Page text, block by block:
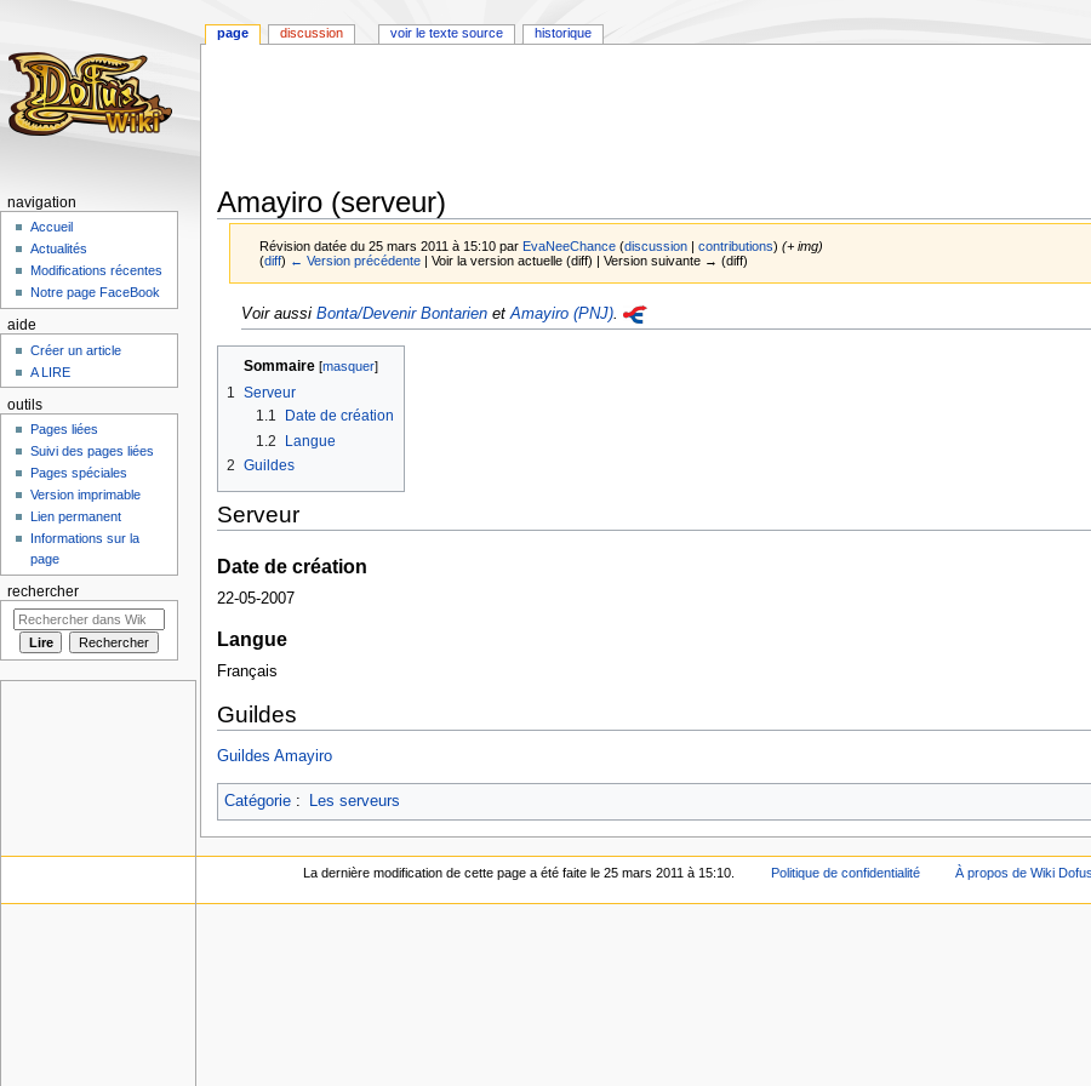
Amayiro (serveur)
Révision datée du 25 mars 2011 à 15:10 parEvaNeeChance (discussion |contributions) (+ img)
(diff) ← Version précédente | Voir la version actuelle (diff) | Version suivante → (diff)
Aller
AllerVoir aussiBonta/Devenir Bontarien etAmayiro (PNJ)
Sommaire
1 Serveur
1.1
Date de création
1.2
Langue
2 Guildes
Serveur
Date de création
22-05-2007
Langue
Français
Guildes
Guildes Amayiro
Catégorie: Les serveurs
page discussion voir le texte source historique
navigation
Accueil
Actualités
Modifications récentes
Notre page FaceBook
aide
Créer un article
A LIRE
outils
Pages liées
Suivi des pages liées
Pages spéciales
Version imprimable
Lien permanent
Informations sur la
page
rechercher
La dernière modification de cette page a été faite le 25 mars 2011 à 15:10. Politique de confidentialité À propos de Wiki Dofus